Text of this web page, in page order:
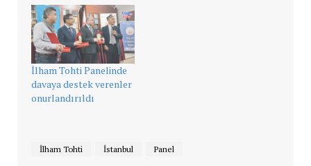
İlham Tohti Panelinde
davaya destek verenler
onurlandırıldı
İlham Tohti İstanbul Panel